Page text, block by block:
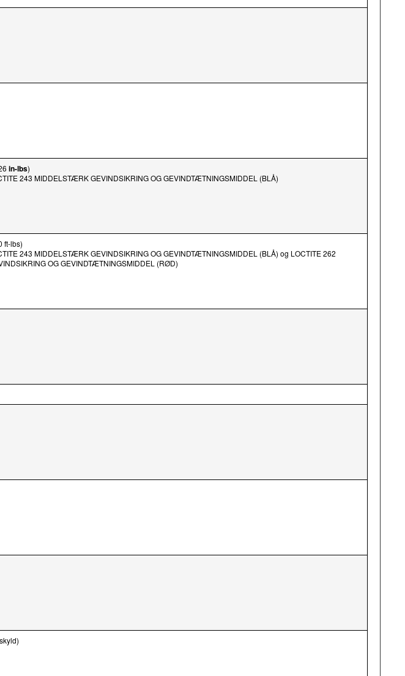
in-lbs)
243 MIDDELSTÆRK GEVINDSIKRING OG GEVINDTÆTNINGSMIDDEL (BLÅ)
ft-lbs)
243 MIDDELSTÆRK GEVINDSIKRING OG GEVINDTÆTNINGSMIDDEL (BLÅ) og LOCTITE 262
OG GEVINDTÆTNINGSMIDDEL (RØD)